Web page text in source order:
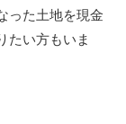
った土地を現金
たい方もいま